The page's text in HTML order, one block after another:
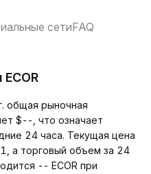
сетиFAQ
общая рыночная
$--, что означает
24 часа. Текущая цена
а торговый объем за 24
-- ECOR при